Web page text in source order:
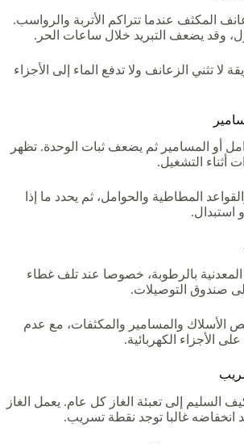
المكثف عندما تتراكم الأتربة والرواسب.
وقد يضعف التبريد خلال ساعات الحر.
لا تثني الزعانف ولا تدفع الماء إلى الأجزاء
أو المسامير ثم يضعف ثبات الوحدة. تظهر
أثناء التشغيل.
المطاطية والحوامل، ثم يحدد ما إذا
استبدال.
بالرطوبة، خصوصا عند تلف غطاء
صندوق التوصيلات.
الأسلاك والمسامير والمكثفات، مع عدم
الأجزاء الكهربائية.
السليم إلى تعبئة الغاز كل عام. يعمل الغاز
انخفاضه غالبا توجد نقطة تسريب.